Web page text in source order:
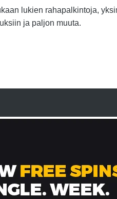
lukien rahapalkintoja,
ja paljon muuta.